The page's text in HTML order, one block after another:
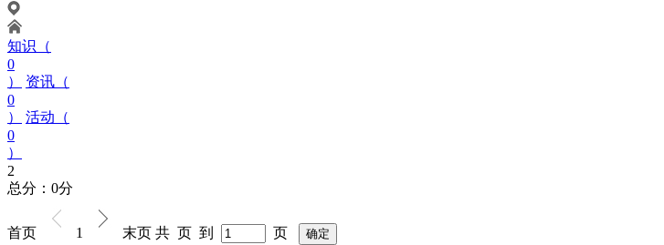
知识（
0
）
资讯（
0
）
活动（
0
）
2
总分：0分
首页 1 末页 共 页 到
页